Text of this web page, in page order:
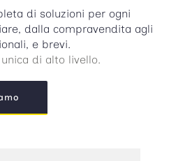
di soluzioni per ogni
dalla compravendita agli
e brevi.
unica di alto livello.